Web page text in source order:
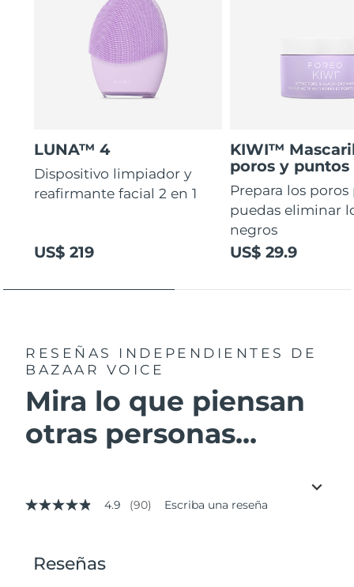
LUNA™ 4
Dispositivo limpiador y
reafirmante facial 2 en 1
US$ 219
KIWI™
poros y puntos
Prepara los
puedas eliminar
negros
US$ 29.9
RESEÑAS INDEPENDIENTES
DE
BAZAAR VOICE
Mira lo que piensan
otras personas...
4.9
valor
medio
4.9 (90) Escriba una reseña